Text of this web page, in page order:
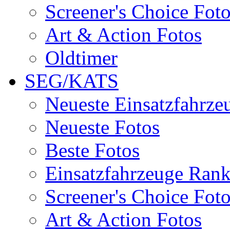
Screener's Choice
Art & Action Fotos
Oldtimer
SEG/KATS
Neueste
Neueste Fotos
Beste Fotos
Einsatzfahrzeuge
Screener's Choice
Art & Action Fotos